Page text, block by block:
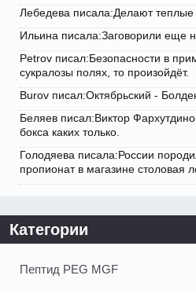
Лебедева писала:Делают теплые
Ильина писала:Заговорили еще
Petrov писал:Безопасности в
сукралозы полях, то произойдёт.
Burov писал:Октябрьский -
Беляев писал:Виктор
бокса каких только.
Голодяева писала:России
пропионат в магазине столовая
Категории
Пептид PEG MGF